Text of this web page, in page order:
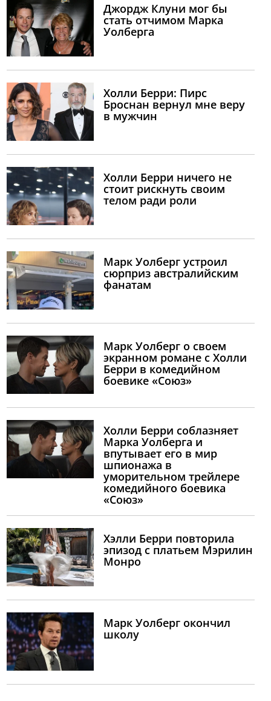
Джордж Клуни мог бы
стать отчимом Марка
Уолберга
Холли Берри: Пирс
Броснан вернул мне веру
в мужчин
Холли Берри ничего не
стоит рискнуть своим
телом ради роли
Марк Уолберг устроил
сюрприз австралийским
фанатам
Марк Уолберг о своем
экранном романе с Холли
Берри в комедийном
боевике «Союз»
Холли Берри соблазняет
Марка Уолберга и
впутывает его в мир
шпионажа в
уморительном трейлере
комедийного боевика
«Союз»
Хэлли Берри повторила
эпизод с платьем Мэрилин
Монро
Марк Уолберг окончил
школу